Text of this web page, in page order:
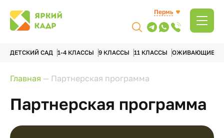
Пермь
ДЕТСКИЙ САД 1-4 КЛАССЫ 9 КЛАССЫ 11 КЛАССЫ ОЖИВАЮЩИЕ
Главная — Партнерская программа
Партнерская программа